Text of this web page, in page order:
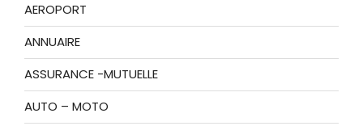
AEROPORT
ANNUAIRE
ASSURANCE -MUTUELLE
AUTO – MOTO